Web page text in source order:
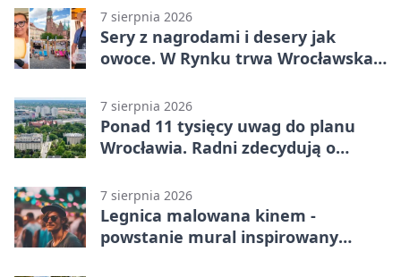
7 sierpnia 2026
Sery z nagrodami i desery jak
owoce. W Rynku trwa Wrocławska
7 sierpnia 2026
Ponad 11 tysięcy uwag do planu
Wrocławia. Radni zdecydują o
7 sierpnia 2026
Legnica malowana kinem -
powstanie mural inspirowany